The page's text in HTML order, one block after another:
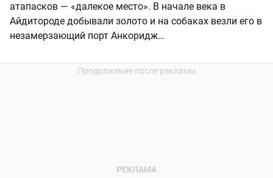
атапасков — «далекое место». В начале века в
Айдитороде добывали золото и на собаках везли его в
незамерзающий порт Анкоридж…